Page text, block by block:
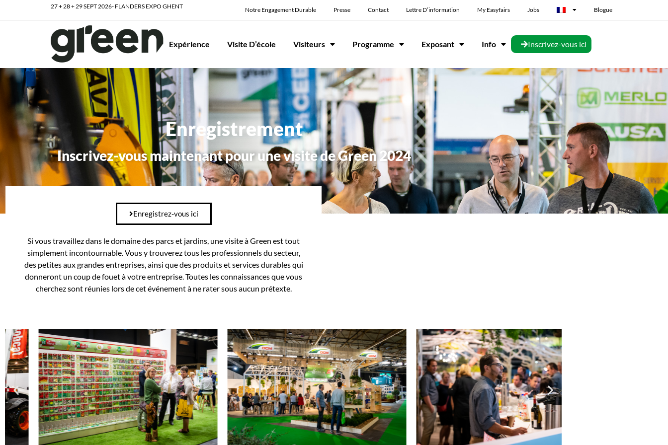
27 + 28 + 29 SEPT 2026- FLANDERS EXPO GHENT Notre Engagement Durable Presse Contact Lettre D’information My Easyfairs Jobs Blogue
Expérience Visite D’école Visiteurs Programme Exposant Info Inscrivez-vous ici
Enregistrement
Inscrivez-vous maintenant pour une visite de Green 2024
Enregistrez-vous ici
Si vous travaillez dans le domaine des parcs et jardins, une visite à Green est tout
simplement incontournable. Vous y trouverez tous les professionnels du secteur,
des petites aux grandes entreprises, ainsi que des produits et services durables qui
donneront un coup de fouet à votre entreprise. Toutes les connaissances que vous
cherchez sont réunies lors de cet événement à ne rater sous aucun prétexte.